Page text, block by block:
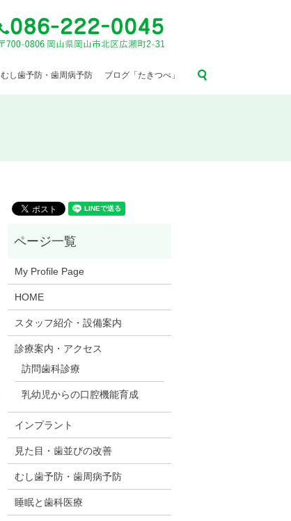
むし歯予防・歯周病予防 ブログ「たきつべ」
My Profile Page
HOME
スタッフ紹介・設備案内
診療案内・アクセス
訪問歯科診療
乳幼児からの口腔機能育成
インプラント
見た目・歯並びの改善
むし歯予防・歯周病予防
睡眠と歯科医療